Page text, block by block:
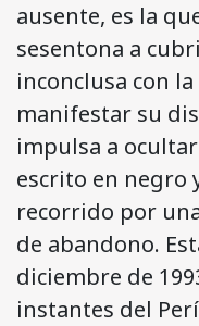
ausente, es la
sesentona a
inconclusa con
manifestar su
impulsa a ocultar
escrito en negro
recorrido por
de abandono.
diciembre de
instantes del